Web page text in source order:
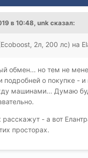
в 10:48, unkсказал:
2л, 200 лс) на
обмен... но тем не
подробней о покупке - и
машинами... Думаю
- а вот
просторах.